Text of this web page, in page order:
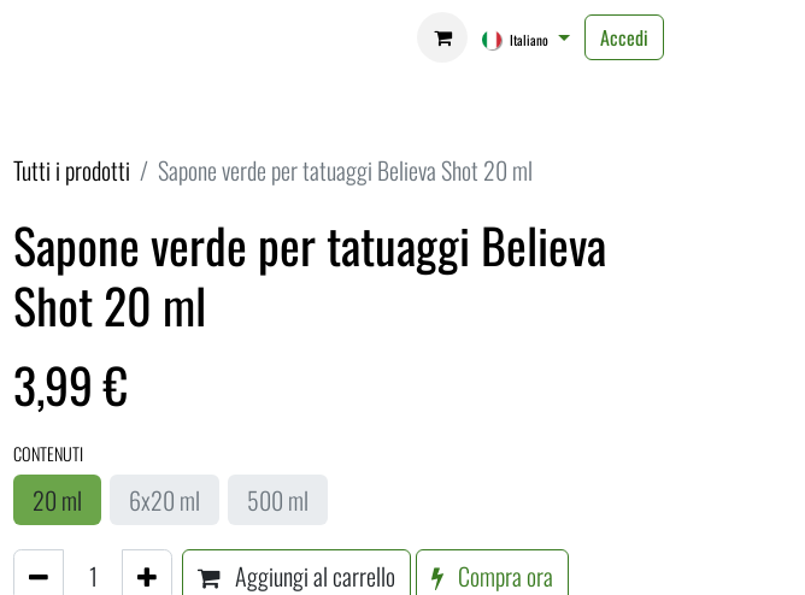
ATTREZZATURA APP
Italiano Accedi
Tutti i prodotti Sapone verde per tatuaggi Believa Shot 20 ml
Sapone verde per tatuaggi Believa
Shot 20 ml
3,99€
CONTENUTI
20 ml 6x20 ml 500 ml
Aggiungi al carrello Compra ora